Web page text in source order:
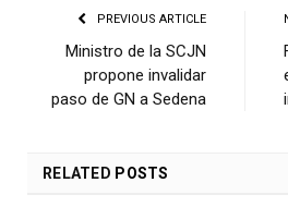
PREVIOUS ARTICLE
Ministro de la SCJN
propone invalidar
paso de GN a Sedena
RELATED POSTS